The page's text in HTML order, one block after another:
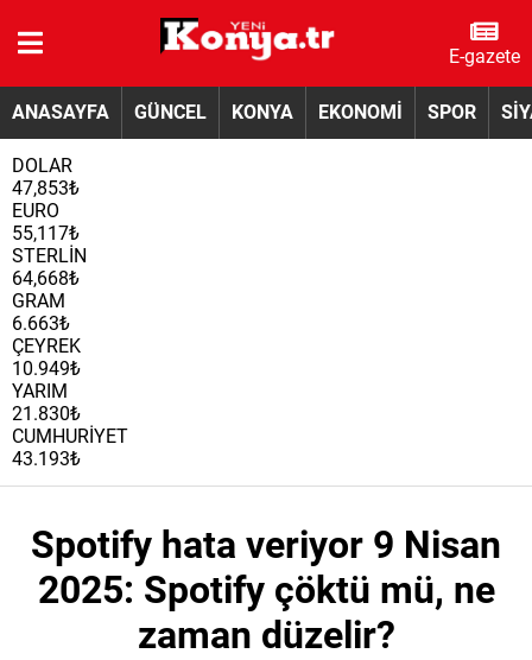
E-gazete
ANASAYFA GÜNCEL KONYA EKONOMİ SPOR
DOLAR
47,853₺
EURO
55,117₺
STERLİN
64,668₺
GRAM
6.663₺
ÇEYREK
10.949₺
YARIM
21.830₺
CUMHURİYET
43.193₺
Spotify hata veriyor 9 Nisan
2025: Spotify çöktü mü, ne
zaman düzelir?